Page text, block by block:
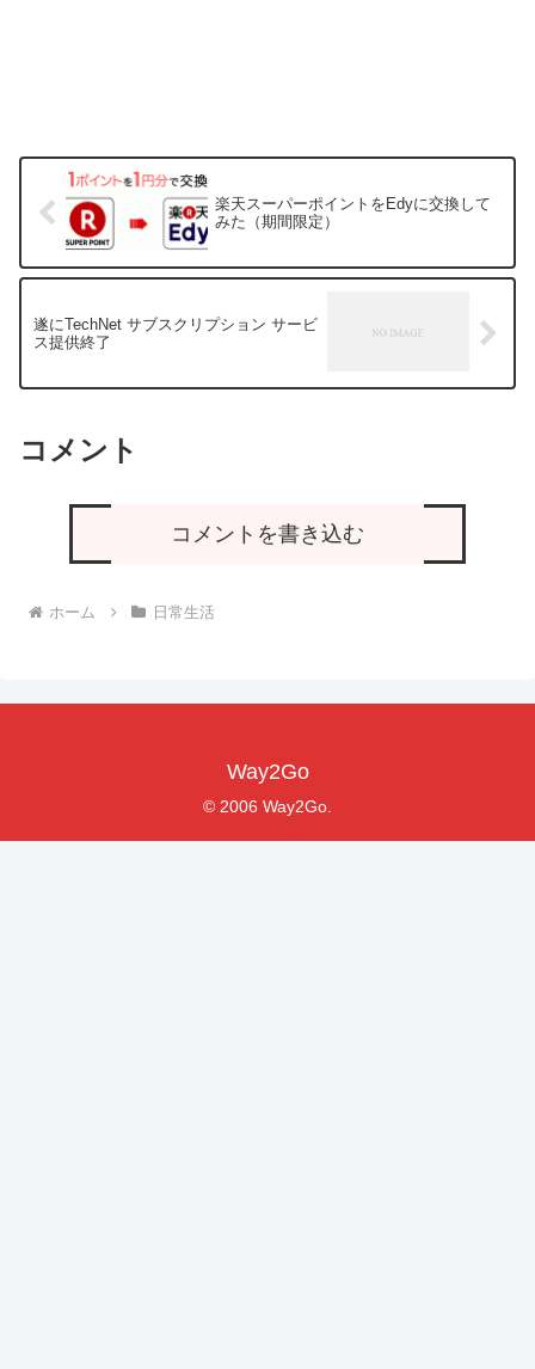
楽天スーパーポイントをEdyに交換して
みた（期間限定）
遂にTechNet サブスクリプション サービ
ス提供終了
コメント
コメントを書き込む
ホーム 日常生活
Way2Go
© 2006 Way2Go.